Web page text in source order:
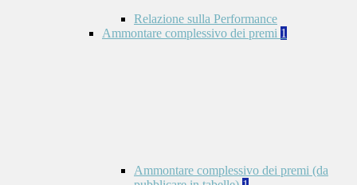
Relazione sulla Performance
Ammontare complessivo dei premi 1
Ammontare complessivo dei premi (da